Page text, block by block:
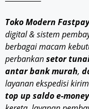
Toko Modern Fastpay
digital & sistem
berbagai macam
perbankansetor
antar bank murah,
layanan ekspedisi
top up saldo e-money